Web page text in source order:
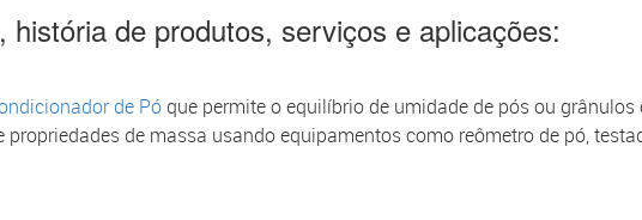
história de produtos, serviços e aplicações:
de Pó que permite o equilíbrio de umidade de pós ou
de massa usando equipamentos como reômetro de pó,